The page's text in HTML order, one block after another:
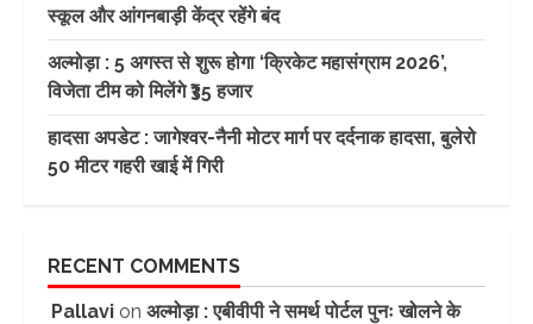
स्कूल और आंगनबाड़ी केंद्र रहेंगे बंद
अल्मोड़ा : 5 अगस्त से शुरू होगा ‘क्रिकेट महासंग्राम 2026’,
विजेता टीम को मिलेंगे ₹35 हजार
हादसा अपडेट : जागेश्वर-नैनी मोटर मार्ग पर दर्दनाक हादसा, बुलेरो
50 मीटर गहरी खाई में गिरी
RECENT COMMENTS
Pallavi on अल्मोड़ा : एबीवीपी ने समर्थ पोर्टल पुनः खोलने के